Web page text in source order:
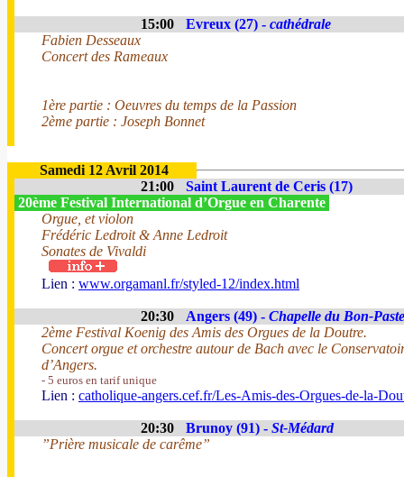
15:00 Evreux (27) - cathédrale
Fabien Desseaux
Concert des Rameaux
1ère partie : Oeuvres du temps de la Passion
2ème partie : Joseph Bonnet
Samedi 12 Avril 2014
21:00
Saint Laurent de Ceris (17)
20ème Festival International d’Orgue en Charente
Orgue, et violon
Frédéric Ledroit & Anne Ledroit
Sonates de Vivaldi
Lien : www.orgamanl.fr/styled-12/index.html
20:30 Angers (49) - Chapelle du Bon-
2ème Festival Koenig des Amis des Orgues de la Doutre.
Concert orgue et orchestre autour de Bach avec le
d’Angers.
- 5 euros en tarif unique
Lien : catholique-angers.cef.fr/Les-Amis-des-Orgues-de-la-
20:30 Brunoy (91) - St-Médard
”Prière musicale de carême”